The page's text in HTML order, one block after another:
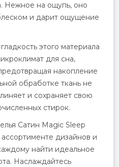
Нежное на ощупь, оно
и дарит ощущение
этого материала
для сна,
накопление
обработке ткань не
и сохраняет свою
стирок.
Сатин Magic Sleep
дизайнов и
найти идеальное
Наслаждайтесь